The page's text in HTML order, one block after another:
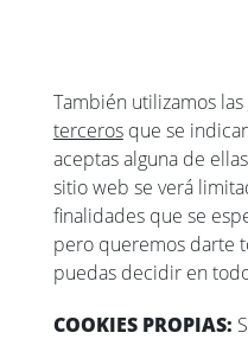
También utilizamos las
tercerosque se
aceptas alguna de
sitio web se verá
finalidades que se
pero queremos darte
puedas decidir en
COOKIES PROPIAS: